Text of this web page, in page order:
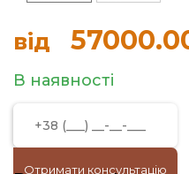
від
В наявності
Отримати консультацію